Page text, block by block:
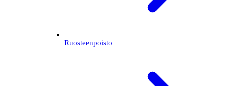
Ruosteenpoisto